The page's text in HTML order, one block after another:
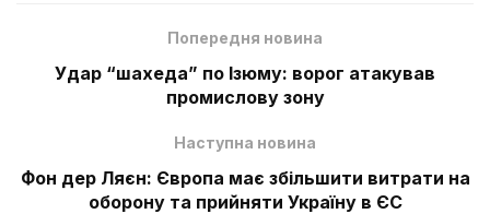
Попередня новина
Удар “шахеда” по Ізюму: ворог атакував
промислову зону
Наступна новина
Фон дер Ляєн: Європа має збільшити витрати на
оборону та прийняти Україну в ЄС